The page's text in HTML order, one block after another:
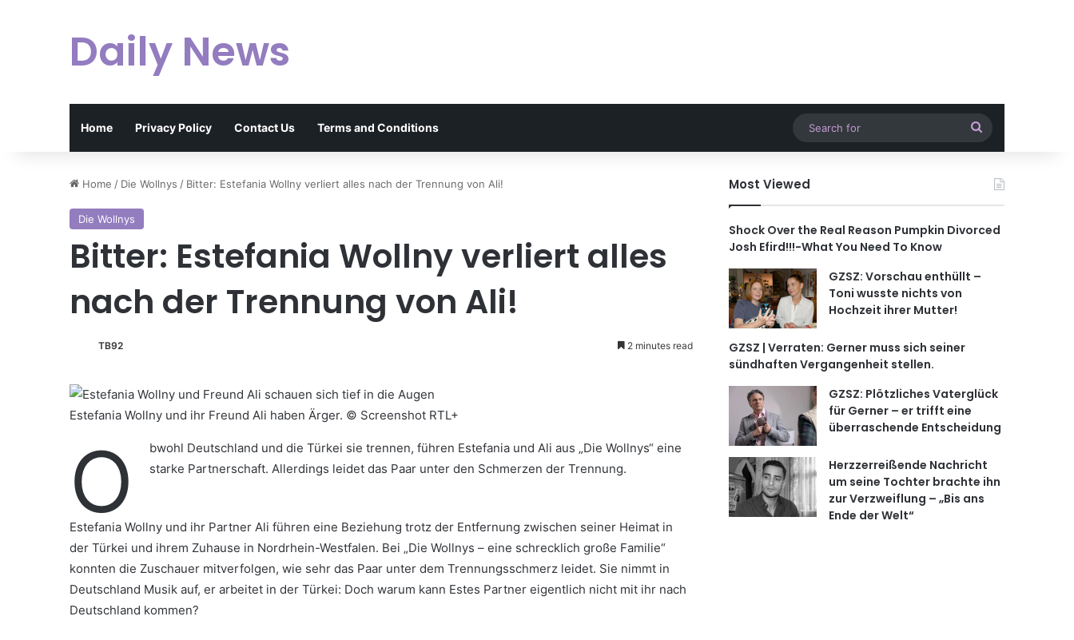
Daily News
Home Privacy Policy Contact Us Terms and Conditions
for
Home / Die Wollnys / Bitter: Estefania Wollny verliert alles nach der Trennung von Ali!
Die Wollnys
Bitter: Estefania Wollny verliert alles
nach der Trennung von Ali!
TB92 2 minutes read
Estefania Wollny und ihr Freund Ali haben Ärger. © Screenshot RTL+
O
bwohl Deutschland und die Türkei sie trennen, führen Estefania und Ali aus „Die Wollnys“ eine
starke Partnerschaft. Allerdings leidet das Paar unter den Schmerzen der Trennung.
Estefania Wollny und ihr Partner Ali führen eine Beziehung trotz der Entfernung zwischen seiner Heimat in
der Türkei und ihrem Zuhause in Nordrhein-Westfalen. Bei „Die Wollnys – eine schrecklich große Familie“
konnten die Zuschauer mitverfolgen, wie sehr das Paar unter dem Trennungsschmerz leidet. Sie nimmt in
Deutschland Musik auf, er arbeitet in der Türkei: Doch warum kann Estes Partner eigentlich nicht mit ihr nach
Deutschland kommen?
Most Viewed
Shock Over the Real Reason Pumpkin Divorced
Josh Efird!!!-What You Need To Know
GZSZ: Vorschau enthüllt –
Toni wusste nichts von
Hochzeit ihrer Mutter!
GZSZ | Verraten: Gerner muss sich seiner
sündhaften Vergangenheit stellen.
GZSZ: Plötzliches Vaterglück
für Gerner – er trifft eine
überraschende Entscheidung
Herzzerreißende Nachricht
um seine Tochter brachte ihn
zur Verzweiflung – „Bis ans
Ende der Welt“